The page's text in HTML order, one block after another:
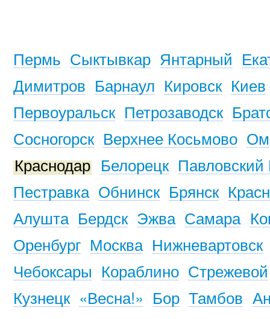
Пермь Сыктывкар Янтарный
Димитров Барнаул Кировск Киев
Первоуральск Петрозаводск
Сосногорск Верхнее Косьмово
Краснодар Белорецк
Пестравка Обнинск Брянск
Алушта Бердск Эжва Самара
Оренбург Москва Нижневартовск
Чебоксары Кораблино Стрежевой
Кузнецк «Весна!» Бор Тамбов